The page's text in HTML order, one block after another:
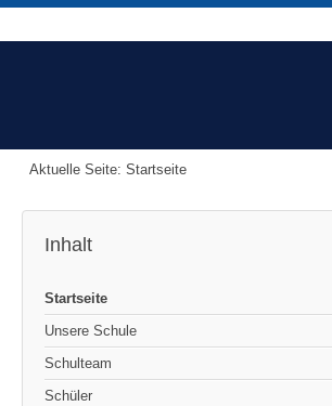
Aktuelle Seite: Startseite
Inhalt
Startseite
Unsere Schule
Schulteam
Schüler